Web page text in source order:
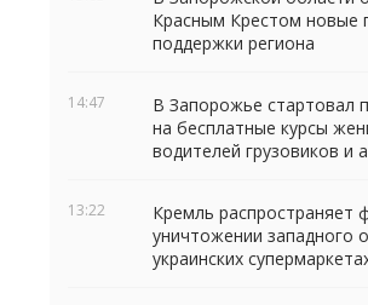
Красным Крестом новые
поддержки региона
14:47
В Запорожье стартовал
на бесплатные курсы
водителей грузовиков и
13:22
Кремль распространяет
уничтожении западного
украинских